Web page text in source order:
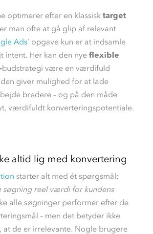
optimerer efter en klassisk target
man ofte at gå glip af relevant
Ads’ opgave kun er at indsamle
intent. Her kan den nye flexible
budstrategi være en værdifuld
giver mulighed for at lade
jde bredere – og på den måde
værdifuldt konverteringspotentiale.
altid lig med konvertering
starter alt med ét spørgsmål:
søgning reel værdi for kundens
alle søgninger performer efter de
– men det betyder ikke
at de er irrelevante. Nogle brugere